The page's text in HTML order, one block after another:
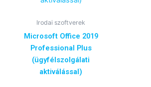
Irodai szoftverek
Microsoft Office 2019
Professional Plus
(ügyfélszolgálati
aktiválással)